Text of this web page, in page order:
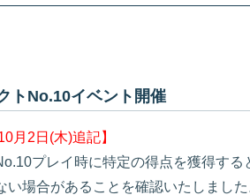
トNo.10イベント開催
月2日(木)追記】
プレイ時に特定の得点を獲得す
い場合があることを確認いたしまし